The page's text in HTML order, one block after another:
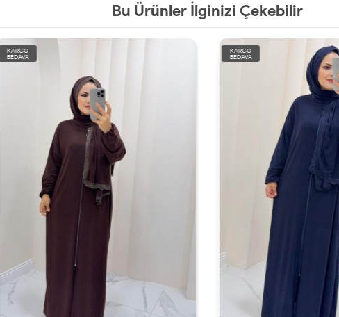
Bu Ürünler İlginizi Çekebilir
KARGO
BEDAVA
KARGO
BEDAVA